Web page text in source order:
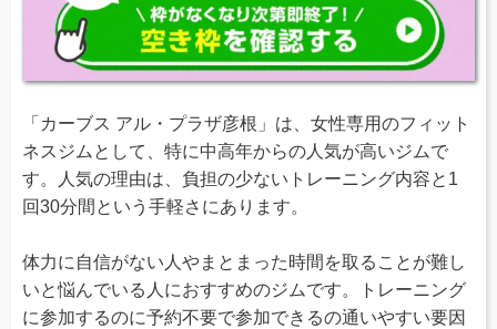
「カーブス アル・プラザ彦根」は、女性専用のフィット
ネスジムとして、特に中高年からの人気が高いジムで
す。人気の理由は、負担の少ないトレーニング内容と1
回30分間という手軽さにあります。
体力に自信がない人やまとまった時間を取ることが難し
いと悩んでいる人におすすめのジムです。トレーニング
に参加するのに予約不要で参加できるの通いやすい要因